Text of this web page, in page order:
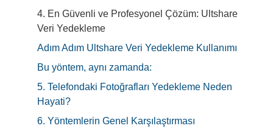
4. En Güvenli ve Profesyonel Çözüm: Ultshare
Veri Yedekleme
Adım Adım Ultshare Veri Yedekleme Kullanımı
Bu yöntem, aynı zamanda:
5. Telefondaki Fotoğrafları Yedekleme Neden
Hayati?
6. Yöntemlerin Genel Karşılaştırması